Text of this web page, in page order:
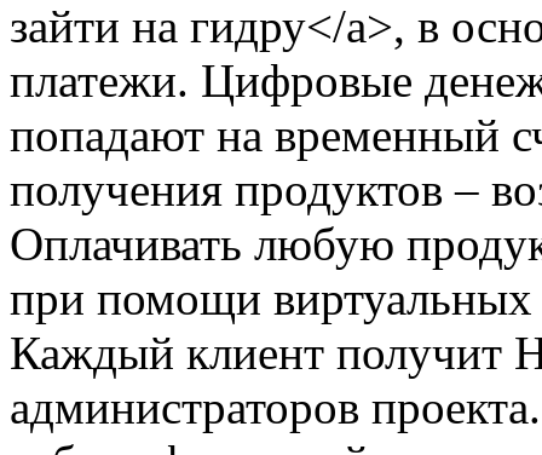
зайти на гидру</a>, в
платежи. Цифровые
попадают на временный
получения продуктов –
Оплачивать любую
при помощи
Каждый клиент получит
администраторов